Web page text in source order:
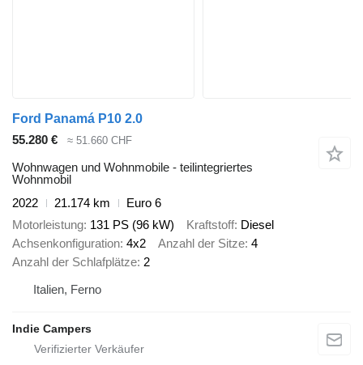
Ford Panamá P10 2.0
55.280 €
≈ 51.660 CHF
Wohnwagen und Wohnmobile - teilintegriertes
Wohnmobil
2022
21.174 km
Euro 6
Motorleistung 131 PS (96 kW) Kraftstoff Diesel
Achsenkonfiguration 4x2 Anzahl der Sitze 4
Anzahl der Schlafplätze 2
Italien, Ferno
Indie Campers